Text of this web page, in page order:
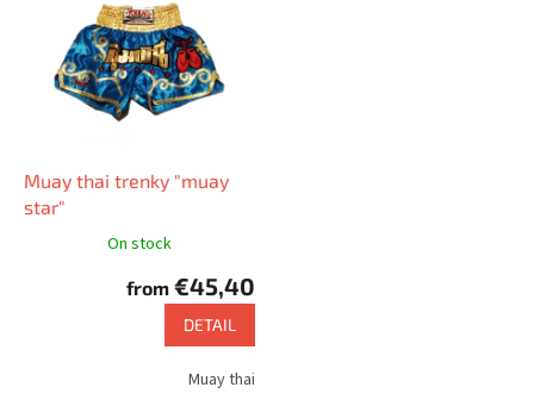
Muay thai trenky "muay
star"
On stock
from €45,40
DETAIL
Muay thai